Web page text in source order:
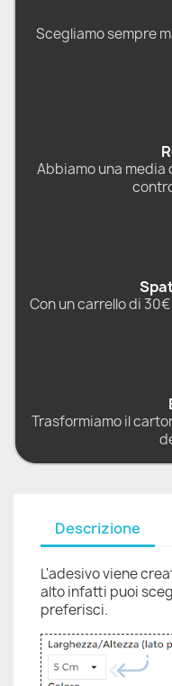
Scegliamo sempre
Abbiamo una
Con un carrello di
Trasformiamo il
Descrizione
L'adesivo viene
alto infatti puoi
preferisci.